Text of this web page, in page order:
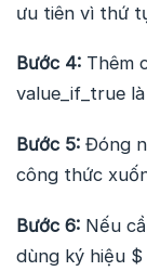
ưu tiên vì thứ
Bước 4: Thêm
value_if_true
Bước 5: Đóng
công thức
Bước 6: Nếu
dùng ký hiệu